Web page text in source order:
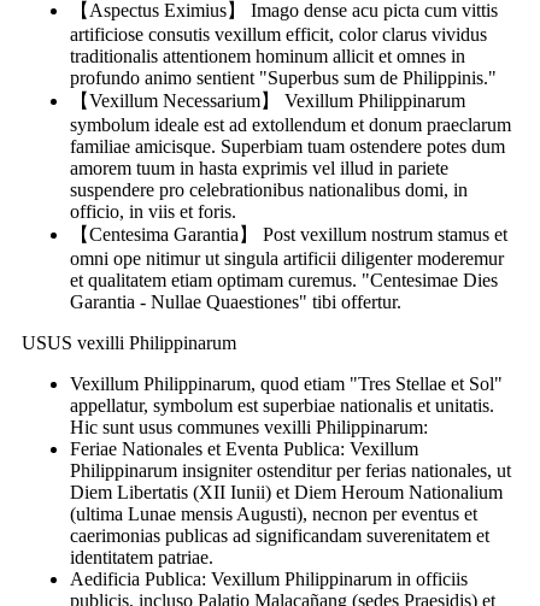
【Aspectus Eximius】 Imago dense acu picta cum vittis
artificiose consutis vexillum efficit, color clarus vividus
traditionalis attentionem hominum allicit et omnes in
profundo animo sentient "Superbus sum de Philippinis."
【Vexillum Necessarium】 Vexillum Philippinarum
symbolum ideale est ad extollendum et donum praeclarum
familiae amicisque. Superbiam tuam ostendere potes dum
amorem tuum in hasta exprimis vel illud in pariete
suspendere pro celebrationibus nationalibus domi, in
officio, in viis et foris.
【Centesima Garantia】 Post vexillum nostrum stamus et
omni ope nitimur ut singula artificii diligenter moderemur
et qualitatem etiam optimam curemus. "Centesimae Dies
Garantia - Nullae Quaestiones" tibi offertur.
USUS vexilli Philippinarum
Vexillum Philippinarum, quod etiam "Tres Stellae et Sol"
appellatur, symbolum est superbiae nationalis et unitatis.
Hic sunt usus communes vexilli Philippinarum:
Feriae Nationales et Eventa Publica: Vexillum
Philippinarum insigniter ostenditur per ferias nationales, ut
Diem Libertatis (XII Iunii) et Diem Heroum Nationalium
(ultima Lunae mensis Augusti), necnon per eventus et
caerimonias publicas ad significandam suverenitatem et
identitatem patriae.
Aedificia Publica: Vexillum Philippinarum in officiis
publicis, incluso Palatio Malacañang (sedes Praesidis) et